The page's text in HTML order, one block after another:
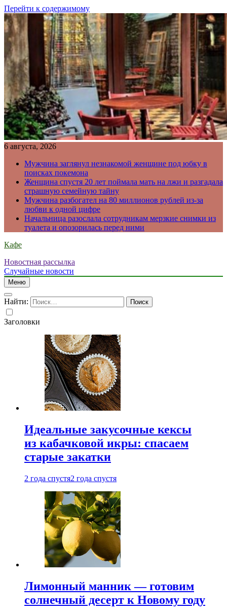
Перейти к содержимому
6 августа, 2026
Мужчина заглянул незнакомой женщине под юбку в
поисках покемона
Женщина спустя 20 лет поймала мать на лжи и разгадала
страшную семейную тайну
Мужчина разбогател на 80 миллионов рублей из-за
любви к одной цифре
Начальница разослала сотрудникам мерзкие снимки из
туалета и опозорилась перед ними
Кафе
Новостная рассылка
Случайные новости
Меню
Найти:
Заголовки
Идеальные закусочные кексы
из кабачковой икры: спасаем
старые закатки
2 года спустя2 года спустя
Лимонный манник — готовим
солнечный десерт к Новому году